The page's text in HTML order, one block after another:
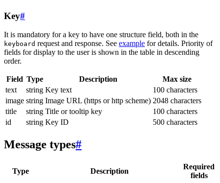
Key#
It is mandatory for a key to have one structure field, both in the
keyboard request and response. See example for details. Priority of
fields for display to the user is shown in the table in descending
order.
Field Type Description
Max size
text
string Key text
100 characters
image string Image URL (https or http scheme) 2048 characters
title
string Title or tooltip key
100 characters
id
string Key ID 500 characters
Message types#
Type Description
Required
fields